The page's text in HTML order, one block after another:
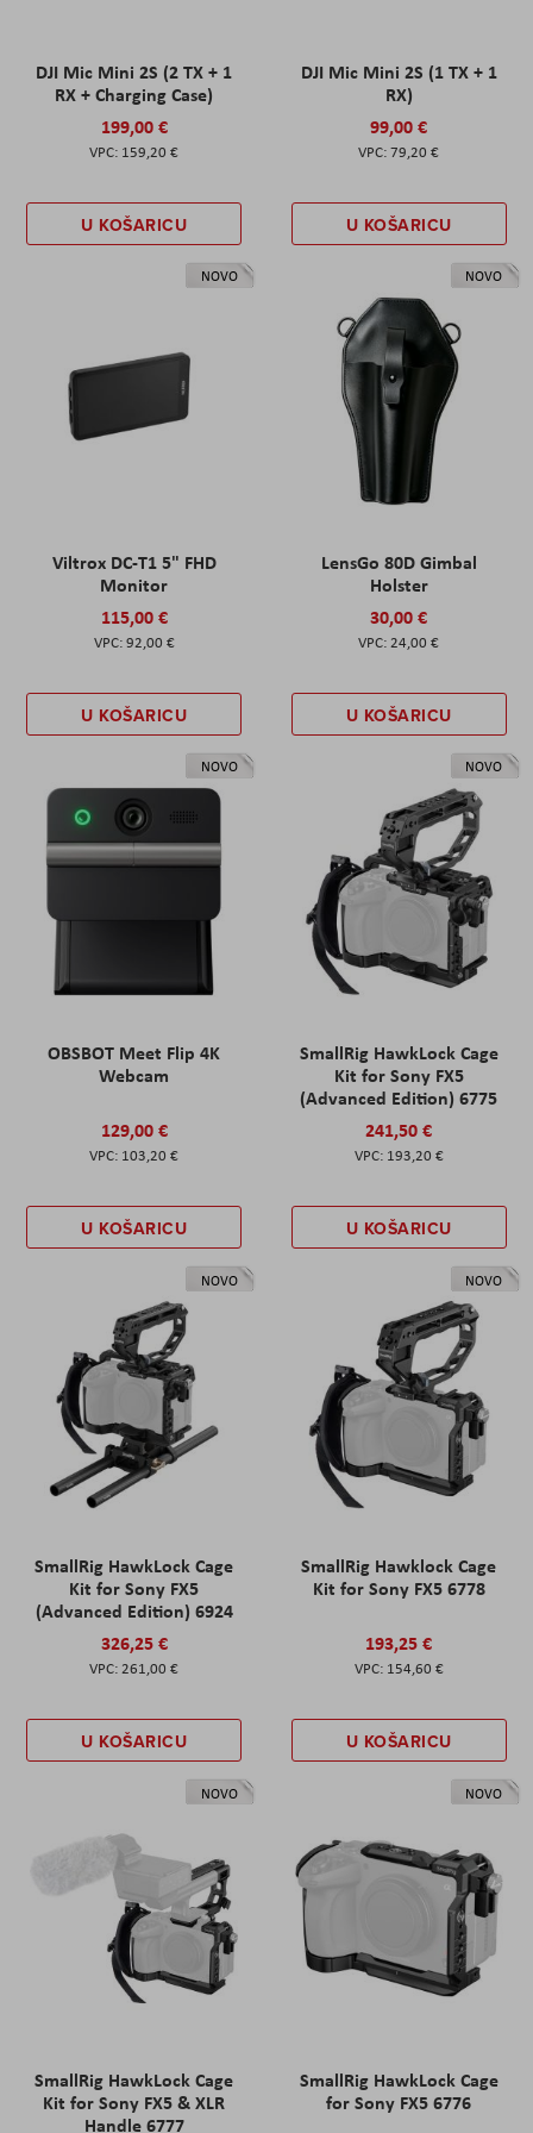
DJI Mic Mini 2S (2 TX + 1
RX + Charging Case)
199,00 €
159,20 €
U KOŠARICU
DJI Mic Mini 2S (1 TX + 1
RX)
99,00 €
79,20 €
U KOŠARICU
NOVO
Viltrox DC-T1 5" FHD
Monitor
115,00 €
92,00 €
U KOŠARICU
NOVO
LensGo 80D Gimbal
Holster
30,00 €
24,00 €
U KOŠARICU
NOVO
OBSBOT Meet Flip 4K
Webcam
129,00 €
103,20 €
U KOŠARICU
NOVO
SmallRig HawkLock Cage
Kit for Sony FX5
(Advanced Edition) 6775
241,50 €
193,20 €
U KOŠARICU
NOVO
SmallRig HawkLock Cage
Kit for Sony FX5
(Advanced Edition) 6924
326,25 €
261,00 €
U KOŠARICU
NOVO
SmallRig Hawklock Cage
Kit for Sony FX5 6778
193,25 €
154,60 €
U KOŠARICU
NOVO
SmallRig HawkLock Cage
Kit for Sony FX5 & XLR
Handle 6777
NOVO
SmallRig HawkLock Cage
for Sony FX5 6776